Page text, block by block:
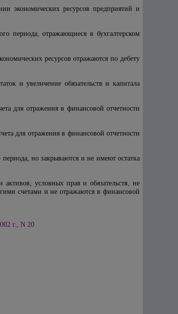
экономических ресурсов предприятий и
периода, отражающиеся в бухгалтерском
ресурсов отражаются по дебету
и увеличение обязательств и капитала
для отражения в финансовой отчетности
для отражения в финансовой отчетности
периода, но закрываются и не имеют остатка
условных прав и обязательств, не
счетами и не отражаются в финансовой
г., N 20